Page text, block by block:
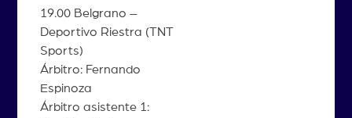
19.00 Belgrano –
Deportivo Riestra (TNT
Sports)
Árbitro: Fernando
Espinoza
Árbitro asistente 1: